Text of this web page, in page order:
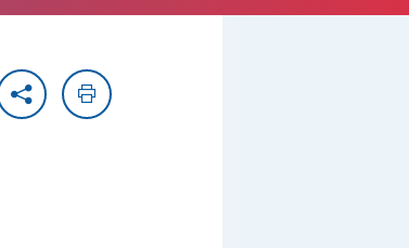
PartagerImprimer